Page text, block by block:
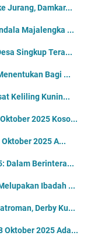
Jurang, Damkar...
Majalengka ...
Singkup Tera...
Bagi ...
Keliling Kunin...
2025 Koso...
2025 A...
Dalam Berintera...
Ibadah ...
Derby Ku...
Oktober 2025 Ada...